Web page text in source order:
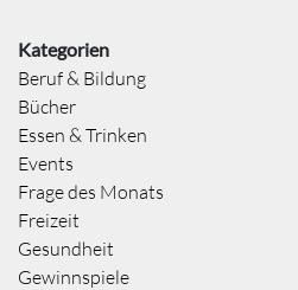
Kategorien
Beruf & Bildung
Bücher
Essen & Trinken
Events
Frage des Monats
Freizeit
Gesundheit
Gewinnspiele